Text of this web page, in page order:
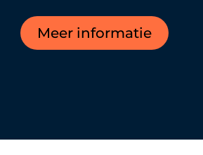
Meer informatie